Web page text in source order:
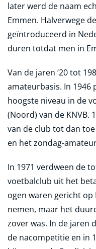
later werd de naam
Emmen. Halverwege
geïntroduceerd in
duren totdat men in
Van de jaren ‘20 tot
amateurbasis. In
hoogste niveau in de
(Noord) van de KNVB.
van de club tot dan
en het zondag-
In 1971 verdween de
voetbalclub uit het
ogen waren gericht
nemen, maar het
zover was. In de jaren
de nacompetitie en in